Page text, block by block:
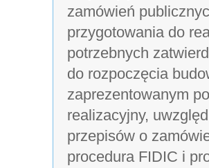
zamówień
przygotowania do
potrzebnych
do rozpoczęcia
zaprezentowanym
realizacyjny,
przepisów o
procedura FIDIC i